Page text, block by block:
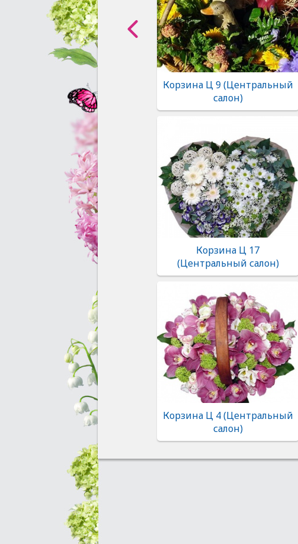
Корзина Ц 9 (Центральный
салон)
Корзина Ц 17
(Центральный салон)
Корзина Ц 4 (Центральный
салон)